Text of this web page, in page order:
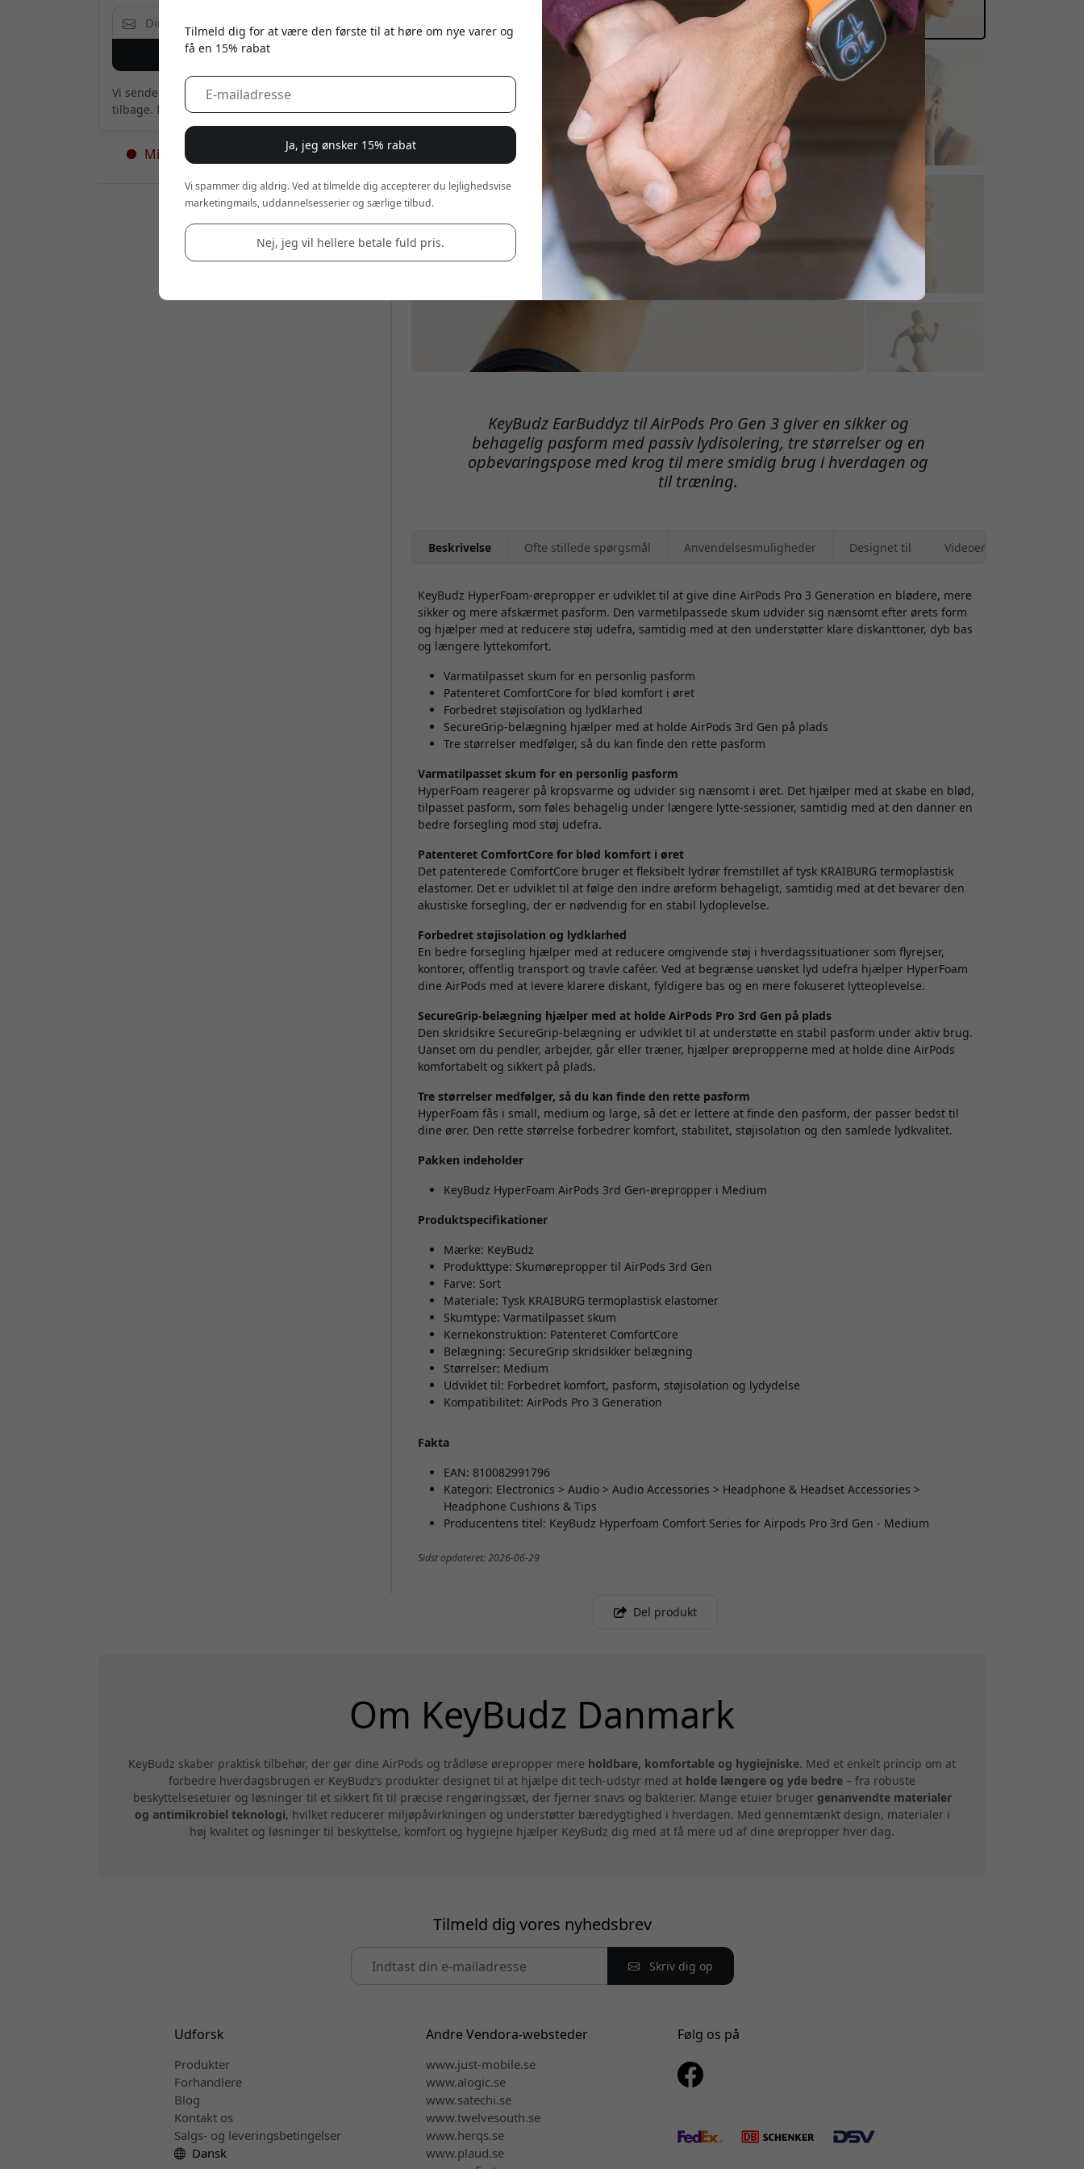
KeyBudz EarBuddyz til AirPods Pro Gen 3 giver en sikker og
behagelig pasform med passiv lydisolering, tre størrelser og en
opbevaringspose med krog til mere smidig brug i hverdagen og
til træning.
Beskrivelse Ofte stillede spørgsmål Anvendelsesmuligheder Designet til Videoer
KeyBudz HyperFoam-ørepropper er udviklet til at give dine AirPods Pro 3 Generation en blødere, mere
sikker og mere afskærmet pasform. Den varmetilpassede skum udvider sig nænsomt efter ørets form
og hjælper med at reducere støj udefra, samtidig med at den understøtter klare diskanttoner, dyb bas
og længere lyttekomfort.
Varmatilpasset skum for en personlig pasform
Patenteret ComfortCore for blød komfort i øret
Forbedret støjisolation og lydklarhed
SecureGrip-belægning hjælper med at holde AirPods 3rd Gen på plads
Tre størrelser medfølger, så du kan finde den rette pasform
Varmatilpasset skum for en personlig pasform
HyperFoam reagerer på kropsvarme og udvider sig nænsomt i øret. Det hjælper med at skabe en blød,
tilpasset pasform, som føles behagelig under længere lytte-sessioner, samtidig med at den danner en
bedre forsegling mod støj udefra.
Patenteret ComfortCore for blød komfort i øret
Det patenterede ComfortCore bruger et fleksibelt lydrør fremstillet af tysk KRAIBURG termoplastisk
elastomer. Det er udviklet til at følge den indre øreform behageligt, samtidig med at det bevarer den
akustiske forsegling, der er nødvendig for en stabil lydoplevelse.
Forbedret støjisolation og lydklarhed
En bedre forsegling hjælper med at reducere omgivende støj i hverdagssituationer som flyrejser,
kontorer, offentlig transport og travle caféer. Ved at begrænse uønsket lyd udefra hjælper HyperFoam
dine AirPods med at levere klarere diskant, fyldigere bas og en mere fokuseret lytteoplevelse.
SecureGrip-belægning hjælper med at holde AirPods Pro 3rd Gen på plads
Den skridsikre SecureGrip-belægning er udviklet til at understøtte en stabil pasform under aktiv brug.
Uanset om du pendler, arbejder, går eller træner, hjælper ørepropperne med at holde dine AirPods
komfortabelt og sikkert på plads.
Tre størrelser medfølger, så du kan finde den rette pasform
HyperFoam fås i small, medium og large, så det er lettere at finde den pasform, der passer bedst til
dine ører. Den rette størrelse forbedrer komfort, stabilitet, støjisolation og den samlede lydkvalitet.
Pakken indeholder
KeyBudz HyperFoam AirPods 3rd Gen-ørepropper i Medium
Produktspecifikationer
Mærke: KeyBudz
Produkttype: Skumørepropper til AirPods 3rd Gen
Farve: Sort
Materiale: Tysk KRAIBURG termoplastisk elastomer
Skumtype: Varmatilpasset skum
Kernekonstruktion: Patenteret ComfortCore
Belægning: SecureGrip skridsikker belægning
Størrelser: Medium
Udviklet til: Forbedret komfort, pasform, støjisolation og lydydelse
Kompatibilitet: AirPods Pro 3 Generation
Fakta
EAN: 810082991796
Kategori: Electronics > Audio > Audio Accessories > Headphone & Headset Accessories >
Headphone Cushions & Tips
Producentens titel: KeyBudz Hyperfoam Comfort Series for Airpods Pro 3rd Gen - Medium
Sidst opdateret: 2026-06-29
Giv mig besked
Vi sender kun en mail, når produktet er
tilbage. Intet andet.
Midlertidigt udsolgt - flere på vej
Forhandlere:
Del produkt
Om KeyBudz Danmark
KeyBudz skaber praktisk tilbehør, der gør dine AirPods og trådløse ørepropper mere holdbare, komfortable og hygiejniske. Med et enkelt princip om at
forbedre hverdagsbrugen er KeyBudz’s produkter designet til at hjælpe dit tech-udstyr med at holde længere og yde bedre – fra robuste
beskyttelsesetuier og løsninger til et sikkert fit til præcise rengøringssæt, der fjerner snavs og bakterier. Mange etuier bruger genanvendte materialer
og antimikrobiel teknologi, hvilket reducerer miljøpåvirkningen og understøtter bæredygtighed i hverdagen. Med gennemtænkt design, materialer i
høj kvalitet og løsninger til beskyttelse, komfort og hygiejne hjælper KeyBudz dig med at få mere ud af dine ørepropper hver dag.
Tilmeld dig vores nyhedsbrev
Skriv dig op
Udforsk
Produkter
Forhandlere
Blog
Kontakt os
Salgs- og leveringsbetingelser
Dansk
Andre Vendora-websteder
www.just-mobile.se
www.alogic.se
www.satechi.se
www.twelvesouth.se
www.herqs.se
www.plaud.se
Følg os på
Tilmeld dig for at være den første til at høre om nye varer og
få en 15% rabat
Ja, jeg ønsker 15% rabat
Vi spammer dig aldrig. Ved at tilmelde dig accepterer du lejlighedsvise
marketingmails, uddannelsesserier og særlige tilbud.
Nej, jeg vil hellere betale fuld pris.